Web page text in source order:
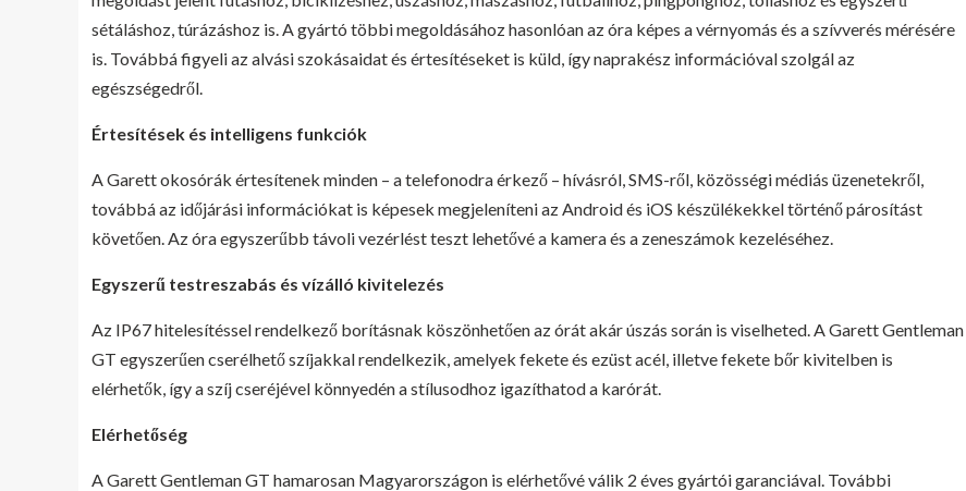
sétáláshoz, túrázáshoz is. A gyártó többi megoldásához hasonlóan az óra képes a vérnyomás és a szívverés mérésére
is. Továbbá figyeli az alvási szokásaidat és értesítéseket is küld, így naprakész információval szolgál az
egészségedről.
Értesítések és intelligens funkciók
A Garett okosórák értesítenek minden – a telefonodra érkező – hívásról, SMS-ről, közösségi médiás üzenetekről,
továbbá az időjárási információkat is képesek megjeleníteni az Android és iOS készülékekkel történő párosítást
követően. Az óra egyszerűbb távoli vezérlést teszt lehetővé a kamera és a zeneszámok kezeléséhez.
Egyszerű testreszabás és vízálló kivitelezés
Az IP67 hitelesítéssel rendelkező borításnak köszönhetően az órát akár úszás során is viselheted. A Garett Gentleman
GT egyszerűen cserélhető szíjakkal rendelkezik, amelyek fekete és ezüst acél, illetve fekete bőr kivitelben is
elérhetők, így a szíj cseréjével könnyedén a stílusodhoz igazíthatod a karórát.
Elérhetőség
A Garett Gentleman GT hamarosan Magyarországon is elérhetővé válik 2 éves gyártói garanciával. További